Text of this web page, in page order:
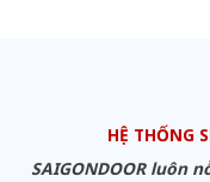
HỆ THỐNG
SAIGONDOOR luôn